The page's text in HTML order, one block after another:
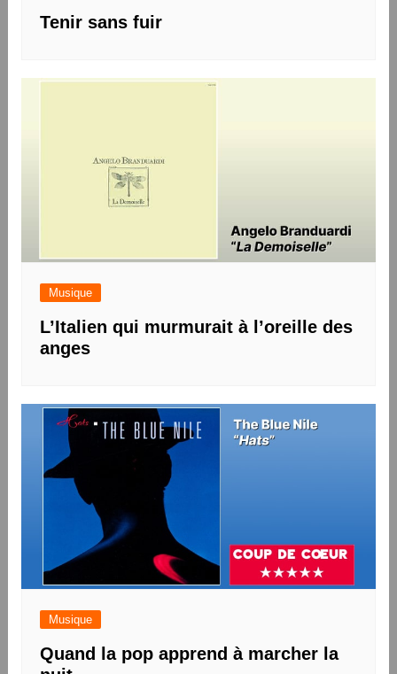
Tenir sans fuir
Musique
L’Italien qui murmurait à l’oreille des
anges
Musique
Quand la pop apprend à marcher la